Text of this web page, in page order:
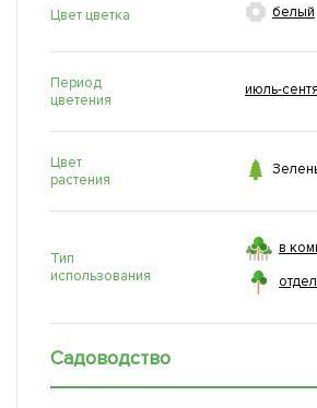
Цвет цветка  белый
Период
цветения
июль-
Цвет
растения

Тип
использования
в
Садоводство